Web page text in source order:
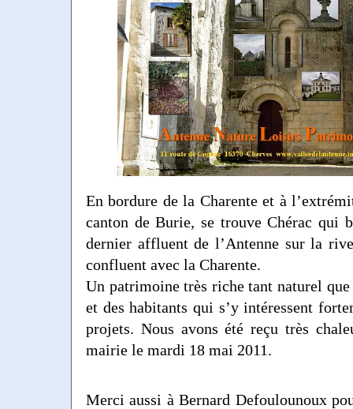
En bordure de la Charente et à
canton de Burie, se trouve Chérac qui
dernier affluent de l’Antenne sur la
confluent avec la Charente.
Un patrimoine très riche tant naturel
et des habitants qui s’y intéressent
projets. Nous avons été reçu très
mairie le mardi 18 mai 2011.
Merci aussi à Bernard Defoulounoux